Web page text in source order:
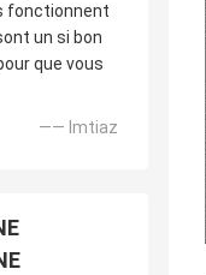
fonctionnent
un si bon
que vous
—— Imtiaz